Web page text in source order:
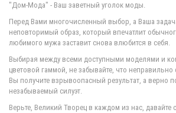
630.00грн.
"Дом-Мода" - Ваш заветный уголок моды.
Перед Вами многочисленный выбор, а Ваша
неповторимый образ, который впечатлит
любимого мужа заставит снова влюбится в себя.
Выбирая между всеми доступными моделями и
цветовой гаммой, не забывайте, что
Вы получите взрывоопасный результат, а верно
незабываемый силуэт.
Верьте, Великий Творец в каждом из нас, давайте